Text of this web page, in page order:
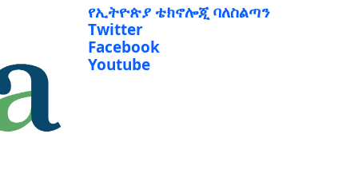
የኢትዮጵያ ቴክኖሎጂ ባለስልጣን
Twitter
Facebook
Youtube